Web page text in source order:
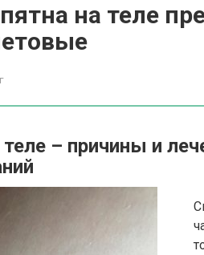
на теле
– причины и